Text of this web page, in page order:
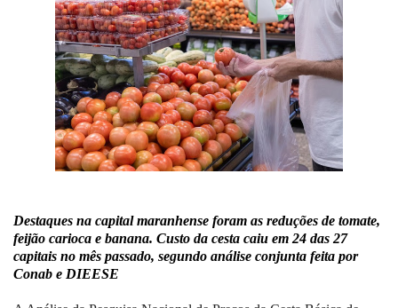
Destaques na capital maranhense foram as reduções de tomate,
feijão carioca e banana. Custo da cesta caiu em 24 das 27
capitais no mês passado, segundo análise conjunta feita por
Conab e DIEESE